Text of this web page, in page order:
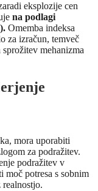
eksplozije cen
na podlagi
Omemba indeksa
za izračun, temveč
mehanizma
mora uporabiti
za podražitev.
podražitev v
moč potresa s sobnim
realnostjo.